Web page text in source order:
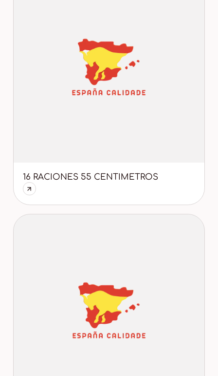
16 RACIONES 55 CENTIMETROS